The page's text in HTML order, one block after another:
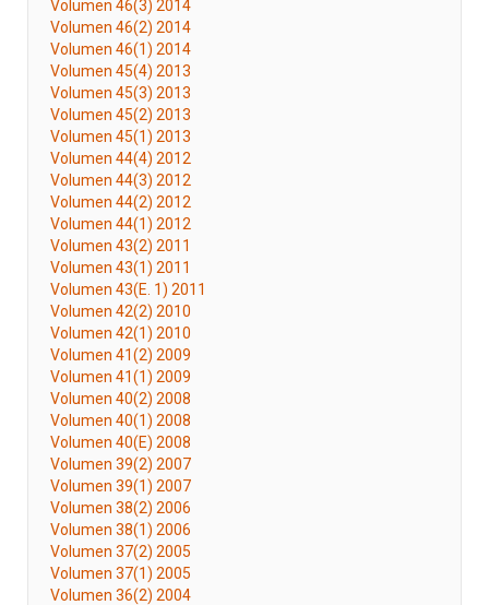
Volumen 46(3) 2014
Volumen 46(2) 2014
Volumen 46(1) 2014
Volumen 45(4) 2013
Volumen 45(3) 2013
Volumen 45(2) 2013
Volumen 45(1) 2013
Volumen 44(4) 2012
Volumen 44(3) 2012
Volumen 44(2) 2012
Volumen 44(1) 2012
Volumen 43(2) 2011
Volumen 43(1) 2011
Volumen 43(E. 1) 2011
Volumen 42(2) 2010
Volumen 42(1) 2010
Volumen 41(2) 2009
Volumen 41(1) 2009
Volumen 40(2) 2008
Volumen 40(1) 2008
Volumen 40(E) 2008
Volumen 39(2) 2007
Volumen 39(1) 2007
Volumen 38(2) 2006
Volumen 38(1) 2006
Volumen 37(2) 2005
Volumen 37(1) 2005
Volumen 36(2) 2004